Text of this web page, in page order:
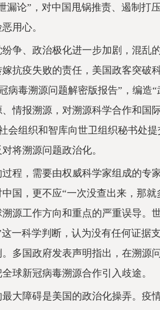
漏论”，对中国甩锅推责、遏制打
用心。
争、政治极化进一步加剧，混乱
抗疫失败的责任，美国政客突破
病毒溯源问题解密版报告”，编造
情报溯源，对溯源科学合作和国
会组织和智库向世卫组织秘书处
将溯源问题政治化。
程，需要由权威科学家组成的专
国，更不应“一次没查出来，那
源工作方向和重点的严重误导。
一科学判断，认为没有任何证据
多国政府发表声明指出，在溯源
球新冠病毒溯源合作引入歧途。
大障碍是美国的政治化操弄。疫